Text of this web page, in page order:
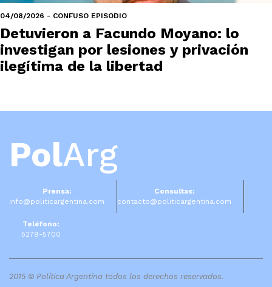
04/08/2026 - CONFUSO EPISODIO
Detuvieron a Facundo Moyano: lo
investigan por lesiones y privación
ilegítima de la libertad
PolArg
Prensa:
info@politicargentina.com
Consultas:
contacto@politicargentina.com
Teléfono:
5279-5700
2015 © Política Argentina todos los derechos reservados.